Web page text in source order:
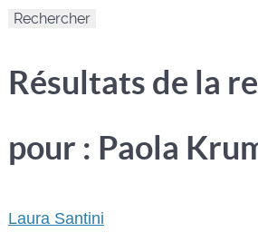
Résultats de la
pour : Paola
Laura Santini